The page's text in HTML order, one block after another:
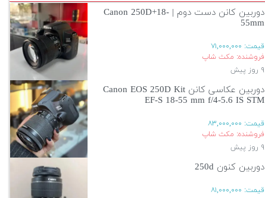
دوربین کانن دست دوم | Canon 250D+18-
55mm
قیمت: ۷۱,۰۰۰,۰۰۰
فروشنده: مکث شاپ
۹ روز پیش
دوربین عکاسی کانن Canon EOS 250D Kit
EF-S 18-55 mm f/4-5.6 IS STM
قیمت: ۸۳,۰۰۰,۰۰۰
فروشنده: مکث شاپ
۹ روز پیش
دوربین کنون 250d
قیمت: ۸۱,۰۰۰,۰۰۰